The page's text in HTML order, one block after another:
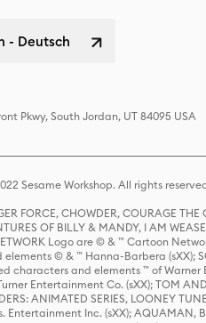
- Deutsch
Pkwy, South Jordan, UT 84095 USA
Sesame Workshop. All rights
FORCE, CHOWDER, COURAGE
OF BILLY & MANDY, I AM
Logo are © & ™ Cartoon
elements © & ™ Hanna-Barbera (sXX);
characters and elements ™ of Warner
Entertainment Co. (sXX); TOM
ANIMATED SERIES, LOONEY
Inc. (sXX); AQUAMAN,